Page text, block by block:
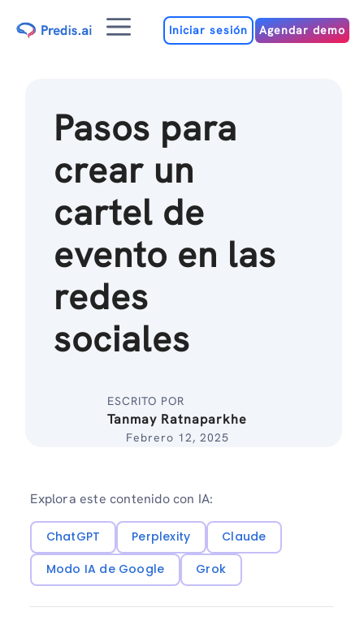
MenúIniciar sesión Agendar demo
Pasos para
crear un
cartel de
evento en las
redes
sociales
ESCRITO POR
Tanmay Ratnaparkhe
Febrero 12, 2025
Explora este contenido con IA:
ChatGPT Perplexity
Claude
Modo IA de Google
Grok